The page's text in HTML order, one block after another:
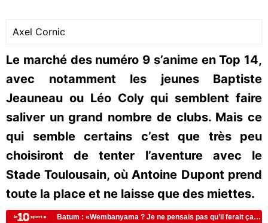
Axel Cornic
Le marché des numéro 9 s’anime en Top 14,
avec notamment les jeunes Baptiste
Jeauneau ou Léo Coly qui semblent faire
saliver un grand nombre de clubs. Mais ce
qui semble certains c’est que très peu
choisiront de tenter l’aventure avec le
Stade Toulousain, où Antoine Dupont prend
toute la place et ne laisse que des miettes.